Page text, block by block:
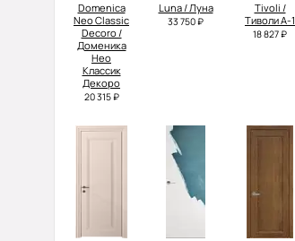
Domenica
Neo Classic
Decoro /
Доменика
Нео
Классик
Декоро
20 315 ₽
Luna / Луна
33 750 ₽
Tivoli /
Тиволи А-1
18 827 ₽